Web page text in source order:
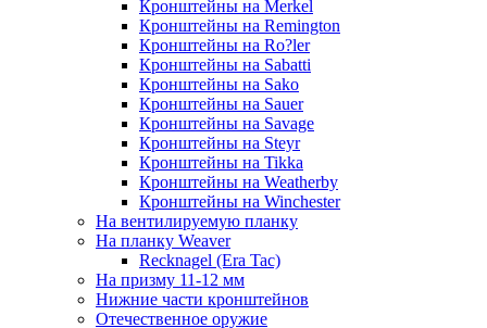
Кронштейны на Merkel
Кронштейны на Remington
Кронштейны на Ro?ler
Кронштейны на Sabatti
Кронштейны на Sako
Кронштейны на Sauer
Кронштейны на Savage
Кронштейны на Steyr
Кронштейны на Tikka
Кронштейны на Weatherby
Кронштейны на Winchester
На вентилируемую планку
На планку Weaver
Recknagel (Era Tac)
На призму 11-12 мм
Нижние части кронштейнов
Отечественное оружие